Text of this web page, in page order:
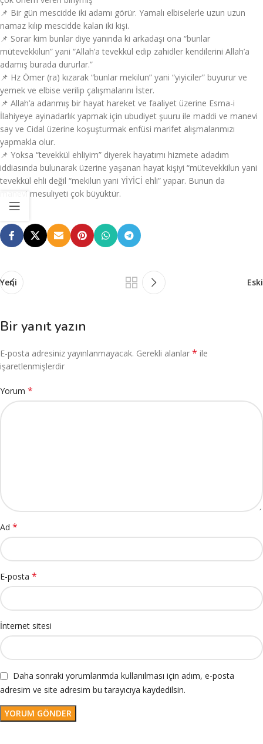
📌 Bir gün mescidde iki adamı görür. Yamalı elbiselerle uzun uzun
namaz kılıp mescidde kalan iki kişi.
📌 Sorar kim bunlar diye yanında ki arkadaşı ona “bunlar
mütevekkilun” yani “Allah’a tevekkül edip zahidler kendilerini Allah’a
adamış burada dururlar.”
📌 Hz Ömer (ra) kızarak “bunlar mekilun” yani “yiyiciler” buyurur ve
yemek ve elbise verilip çalışmalarını İster.
📌 Allah’a adanmış bir hayat hareket ve faaliyet üzerine Esma-i
İlahiyeye ayinadarlık yapmak için ubudiyet şuuru ile maddi ve manevi
say ve Cidal üzerine koşuşturmak enfüsi marifet alışmalarımızı
yapmakla olur.
📌 Yoksa “tevekkül ehliyim” diyerek hayatımı hizmete adadım
iddiasında bulunarak üzerine yaşanan hayat kişiyi “mütevekkilun yani
tevekkül ehli değil “mekilun yani YİYİCİ ehli” yapar. Bunun da
manevi mesuliyeti çok büyüktür.
Yeni Eski
Bir yanıt yazın
E-posta adresiniz yayınlanmayacak. Gerekli alanlar * ile
işaretlenmişlerdir
Yorum *
Ad *
E-posta *
İnternet sitesi
Daha sonraki yorumlarımda kullanılması için adım, e-posta
adresim ve site adresim bu tarayıcıya kaydedilsin.